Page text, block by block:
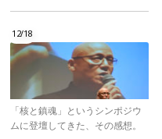
12/18
「核と鎮魂」というシンポジウ
ムに登壇してきた、その感想。